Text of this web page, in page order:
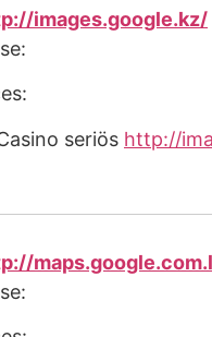
images.google.kz/
seriös http://